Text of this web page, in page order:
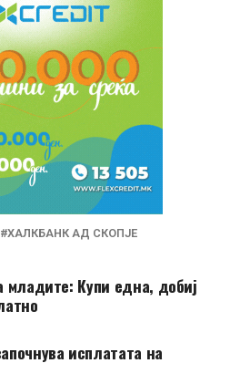
ХАЛКБАНК АД СКОПЈЕ
младите: Купи една, добиј
исплатата на